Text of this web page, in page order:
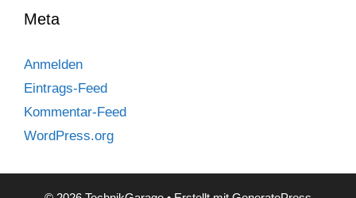
Meta
Anmelden
Eintrags-Feed
Kommentar-Feed
WordPress.org